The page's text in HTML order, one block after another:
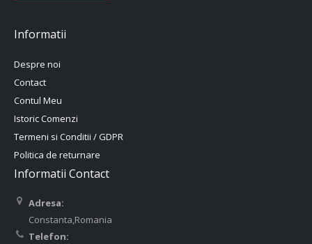
Informatii
Despre noi
Contact
Contul Meu
Istoric Comenzi
Termeni si Conditii / GDPR
Politica de returnare
Informatii Contact
Adresa:
Constanta,Romania
Telefon: